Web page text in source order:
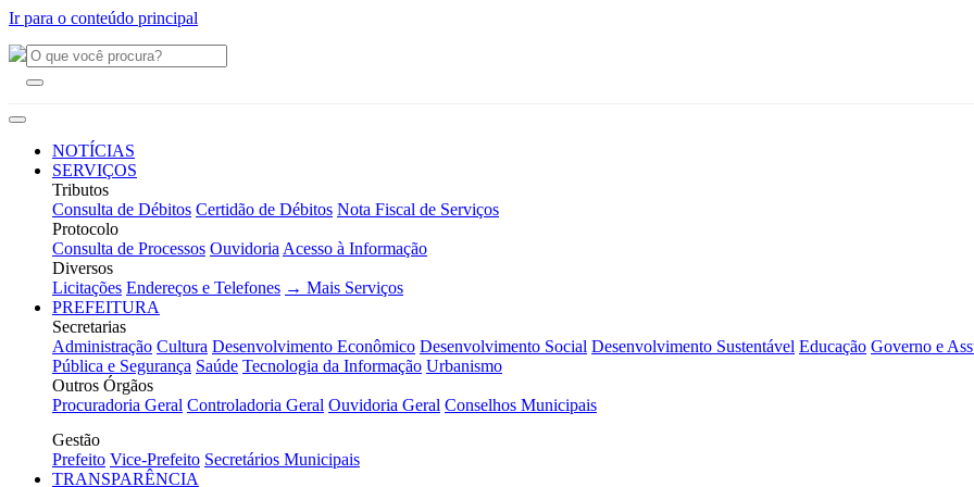
Ir para o conteúdo principal
NOTÍCIAS
SERVIÇOS
Tributos
Consulta de Débitos Certidão de Débitos Nota Fiscal de Serviços
Protocolo
Consulta de Processos Ouvidoria Acesso à Informação
Diversos
Licitações Endereços e Telefones → Mais Serviços
PREFEITURA
Secretarias
Administração Cultura Desenvolvimento Econômico Desenvolvimento Social Desenvolvimento Sustentável Educação Governo e
Pública e Segurança Saúde Tecnologia da Informação Urbanismo
Outros Órgãos
Procuradoria Geral Controladoria Geral Ouvidoria Geral Conselhos Municipais
Gestão
Prefeito Vice-Prefeito Secretários Municipais
TRANSPARÊNCIA